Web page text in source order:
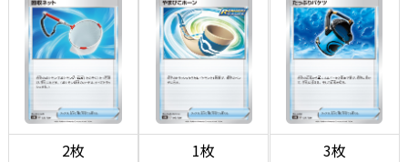
2枚 1枚 3枚